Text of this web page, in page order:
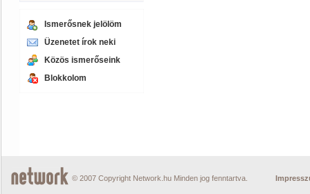
Ismerősnek jelölöm
Üzenetet írok neki
Közös ismerőseink
Blokkolom
© 2007 Copyright Network.hu Minden jog fenntartva.